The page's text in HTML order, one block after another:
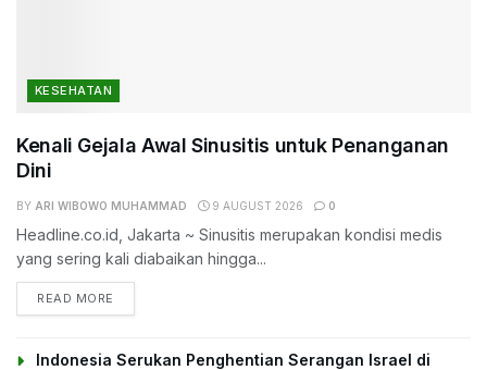
KESEHATAN
Kenali Gejala Awal Sinusitis untuk Penanganan
Dini
BY ARI WIBOWO MUHAMMAD 9 AUGUST 2026 0
Headline.co.id, Jakarta ~ Sinusitis merupakan kondisi medis
yang sering kali diabaikan hingga...
READ MORE
Indonesia Serukan Penghentian Serangan Israel di